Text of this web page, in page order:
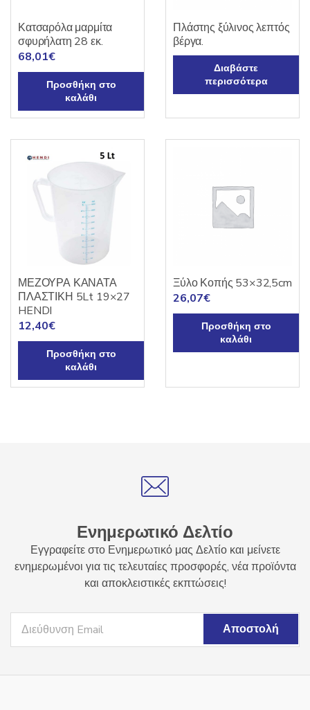
Κατσαρόλα μαρμίτα
σφυρήλατη 28 εκ.
68,01€
Προσθήκη στο
καλάθι
Πλάστης ξύλινος λεπτός
βέργα.
Διαβάστε
περισσότερα
ΜΕΖΟΥΡΑ ΚΑΝΑΤΑ
ΠΛΑΣΤΙΚΗ 5Lt 19×27
HENDI
12,40€
Προσθήκη στο
καλάθι
Ξύλο Κοπής 53×32,5cm
26,07€
Προσθήκη στο
καλάθι
Ενημερωτικό Δελτίο
Εγγραφείτε στο Ενημερωτικό μας Δελτίο και μείνετε
ενημερωμένοι για τις τελευταίες προσφορές, νέα προϊόντα
και αποκλειστικές εκπτώσεις!